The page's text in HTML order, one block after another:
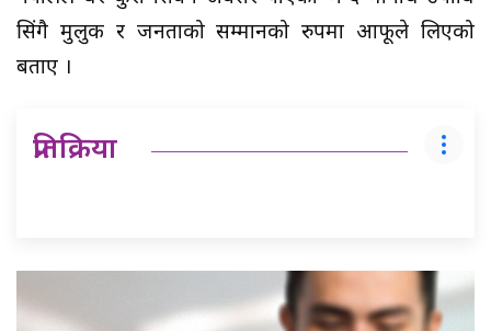
सिंगै मुलुक र जनताको सम्मानको रुपमा आफूले लिएको
बताए ।
प्रतिक्रिया